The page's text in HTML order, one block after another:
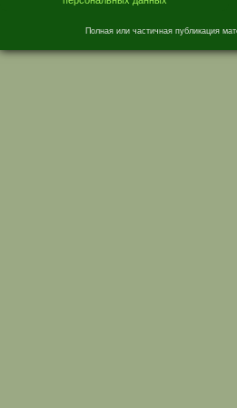
Полная или частичная публикация